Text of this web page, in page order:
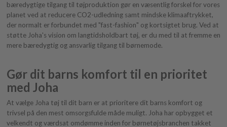
bæredygtige tilgang til tøjproduktion gør en væsentlig forskel for vores
planet ved at reducere CO2-udledning samt mindske klimaaftrykket,
der normalt er forbundet med "fast-fashion" og kortsigtet brug. Ved at
støtte Joha's vision om langtidsholdbart tøj, er du med til at fremme en
mere bæredygtig og ansvarlig tilgang til børnemode.
Gør dit barns komfort til en prioritet
med Joha
At vælge Joha tøj til dit barn er at prioritere dit barns komfort og
trivsel på den mest omsorgsfulde måde muligt. Joha har opbygget et
velkendt og værdsat omdømme inden for børnetøjsbranchen takket